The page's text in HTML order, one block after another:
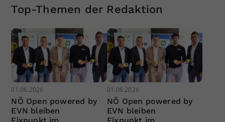
Top-Themen der Redaktion
01.06.2026
NÖ Open powered by
EVN bleiben
01.06.2026
NÖ Open powered by
EVN bleiben